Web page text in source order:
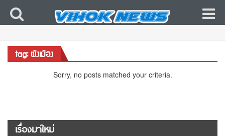
tag: ผังเมือง
Sorry, no posts matched your criteria.
เรื่องมาใหม่